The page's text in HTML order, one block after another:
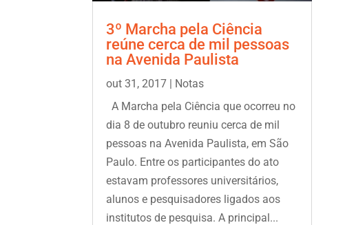
3º Marcha pela Ciência
reúne cerca de mil pessoas
na Avenida Paulista
out 31, 2017 | Notas
A Marcha pela Ciência que ocorreu no
dia 8 de outubro reuniu cerca de mil
pessoas na Avenida Paulista, em São
Paulo. Entre os participantes do ato
estavam professores universitários,
alunos e pesquisadores ligados aos
institutos de pesquisa. A principal...